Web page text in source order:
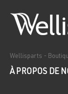
Wellisparts -
À PROPOS DE